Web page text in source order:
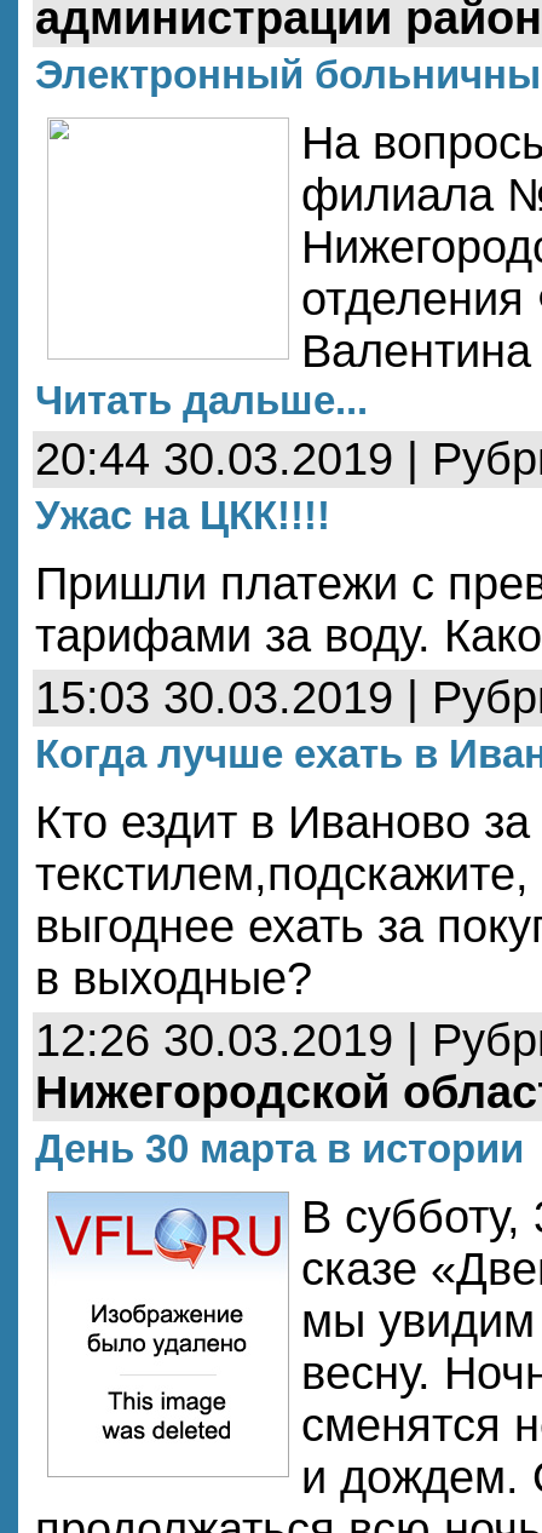
администрации
Электронный
На
филиала
Читать дальше...
20:44 30.03.2019 |
Ужас на ЦКК!!!!
Пришли платежи с
тарифами за воду.
15:03 30.03.2019 |
Когда лучше ехать в
Кто ездит в Иваново за
текстилем,подскажите,
выгоднее ехать за
в выходные?
12:26 30.03.2019 |
Нижегородской
День 30 марта в истории
В субботу,
сказе
мы
весну.
сменятся
и дождем.